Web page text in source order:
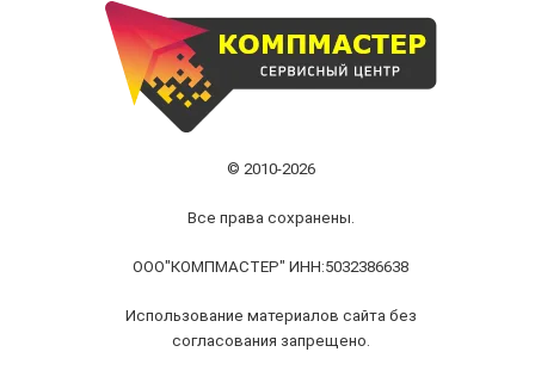
© 2010-2026
Все права сохранены.
ООО"КОМПМАСТЕР" ИНН:5032386638
Использование материалов сайта без
согласования запрещено.